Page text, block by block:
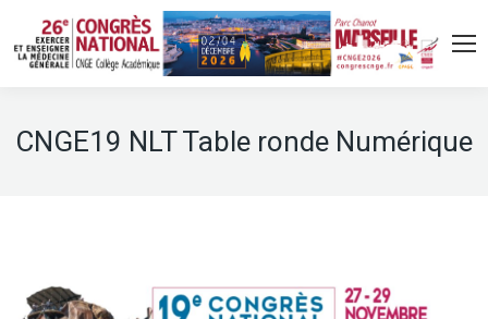
CNGE19 NLT Table ronde Numérique